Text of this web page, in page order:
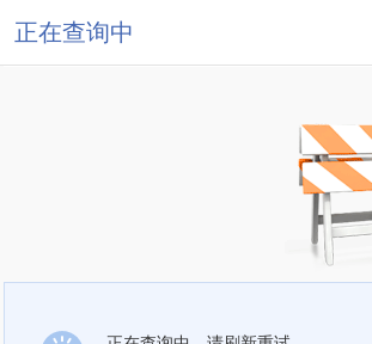
正在查询中